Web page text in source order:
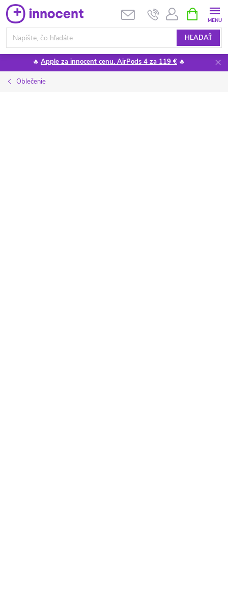
Prejsť
na
obsah
HĽADAŤ
KOŠÍK
🔥 Apple za innocent cenu. AirPods 4 za 119 € 🔥
Oblečenie